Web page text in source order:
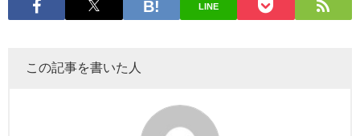
LINE
この記事を書いた人